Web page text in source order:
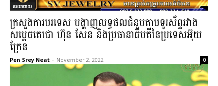
នយោបាយ
ក្រសួងការបរទេស បង្ហាញលទ្ធផលជំនួបតាមទូរស័ព្ទរវាង
សម្តេចតេជោ ហ៊ុន សែន និងប្រធានាធិបតីនៃប្រទេសអ៊ុយ
ក្រែន
Pen Srey Neat - November 2, 2022 0